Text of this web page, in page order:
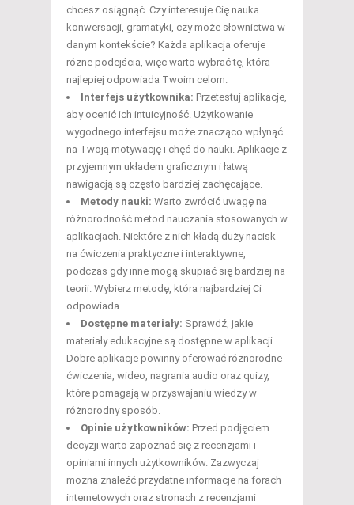
chcesz osiągnąć. Czy interesuje Cię nauka
konwersacji, gramatyki, czy może słownictwa w
danym kontekście? Każda aplikacja oferuje
różne podejścia, więc warto wybrać tę, która
najlepiej odpowiada Twoim celom.
Interfejs użytkownika: Przetestuj aplikacje,
aby ocenić ich intuicyjność. Użytkowanie
wygodnego interfejsu może znacząco wpłynąć
na Twoją motywację i chęć do nauki. Aplikacje z
przyjemnym układem graficznym i łatwą
nawigacją są często bardziej zachęcające.
Metody nauki: Warto zwrócić uwagę na
różnorodność metod nauczania stosowanych w
aplikacjach. Niektóre z nich kładą duży nacisk
na ćwiczenia praktyczne i interaktywne,
podczas gdy inne mogą skupiać się bardziej na
teorii. Wybierz metodę, która najbardziej Ci
odpowiada.
Dostępne materiały: Sprawdź, jakie
materiały edukacyjne są dostępne w aplikacji.
Dobre aplikacje powinny oferować różnorodne
ćwiczenia, wideo, nagrania audio oraz quizy,
które pomagają w przyswajaniu wiedzy w
różnorodny sposób.
Opinie użytkowników: Przed podjęciem
decyzji warto zapoznać się z recenzjami i
opiniami innych użytkowników. Zazwyczaj
można znaleźć przydatne informacje na forach
internetowych oraz stronach z recenzjami